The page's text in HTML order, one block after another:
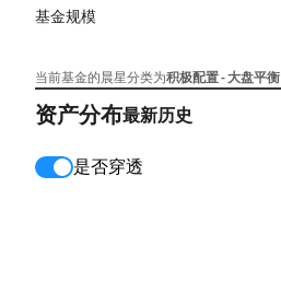
基金规模
当前基金的晨星分类为积极配置 - 大盘平衡
资产分布最新历史
是否穿透